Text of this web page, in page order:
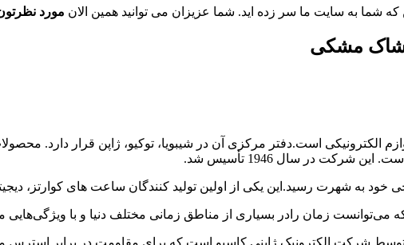
شما به سایت ما سر زده اید. شما عزیزان می توانید همین الان مورد
شاک مشکی
دفتر مرکزی آن در شیبویا، توکیو، ژاپن قرار دارد.
شرکت در سال 1946 تأسیس شد.
خود به شهرت رسید. این یکی از اولین تولید کنندگان ساعت های کوارتز،
می‌توانست زمان را در بسیاری از مناطق زمانی مختلف دنیا و با ویژگی‌هایی